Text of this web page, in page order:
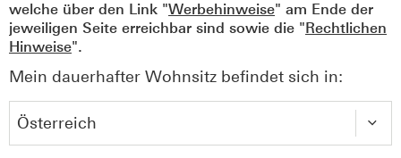
welche über den Link "Werbehinweise" am Ende der
jeweiligen Seite erreichbar sind sowie die "Rechtlichen
Hinweise".
Mein dauerhafter Wohnsitz befindet sich in: